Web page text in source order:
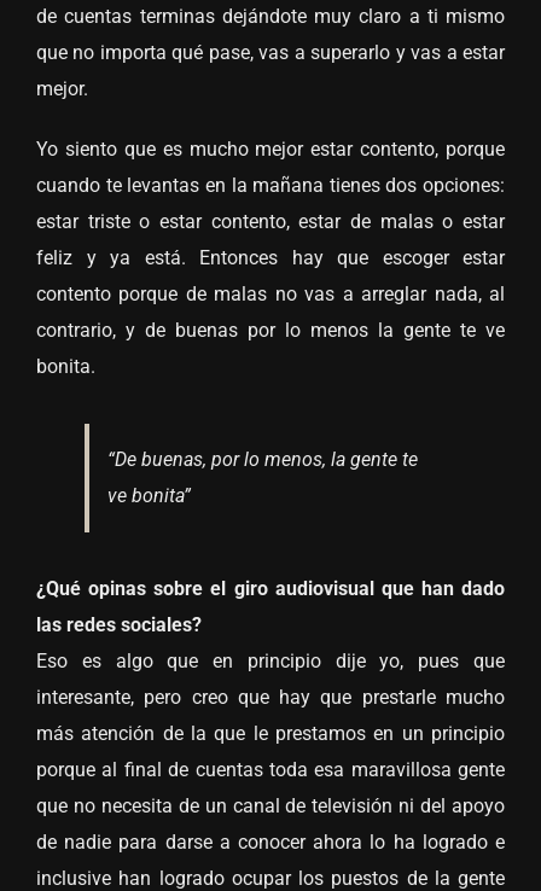
de cuentas terminas dejándote muy claro a ti mismo
que no importa qué pase, vas a superarlo y vas a estar
mejor.
Yo siento que es mucho mejor estar contento, porque
cuando te levantas en la mañana tienes dos opciones:
estar triste o estar contento, estar de malas o estar
feliz y ya está. Entonces hay que escoger estar
contento porque de malas no vas a arreglar nada, al
contrario, y de buenas por lo menos la gente te ve
bonita.
“De buenas, por lo menos, la gente te
ve bonita”
¿Qué opinas sobre el giro audiovisual que han dado
las redes sociales?
Eso es algo que en principio dije yo, pues que
interesante, pero creo que hay que prestarle mucho
más atención de la que le prestamos en un principio
porque al final de cuentas toda esa maravillosa gente
que no necesita de un canal de televisión ni del apoyo
de nadie para darse a conocer ahora lo ha logrado e
inclusive han logrado ocupar los puestos de la gente